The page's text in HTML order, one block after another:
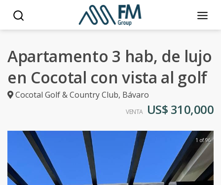
Apartamento 3 hab, de lujo
en Cocotal con vista al golf
Cocotal Golf & Country Club, Bávaro
VENTA US$ 310,000
1 of 96